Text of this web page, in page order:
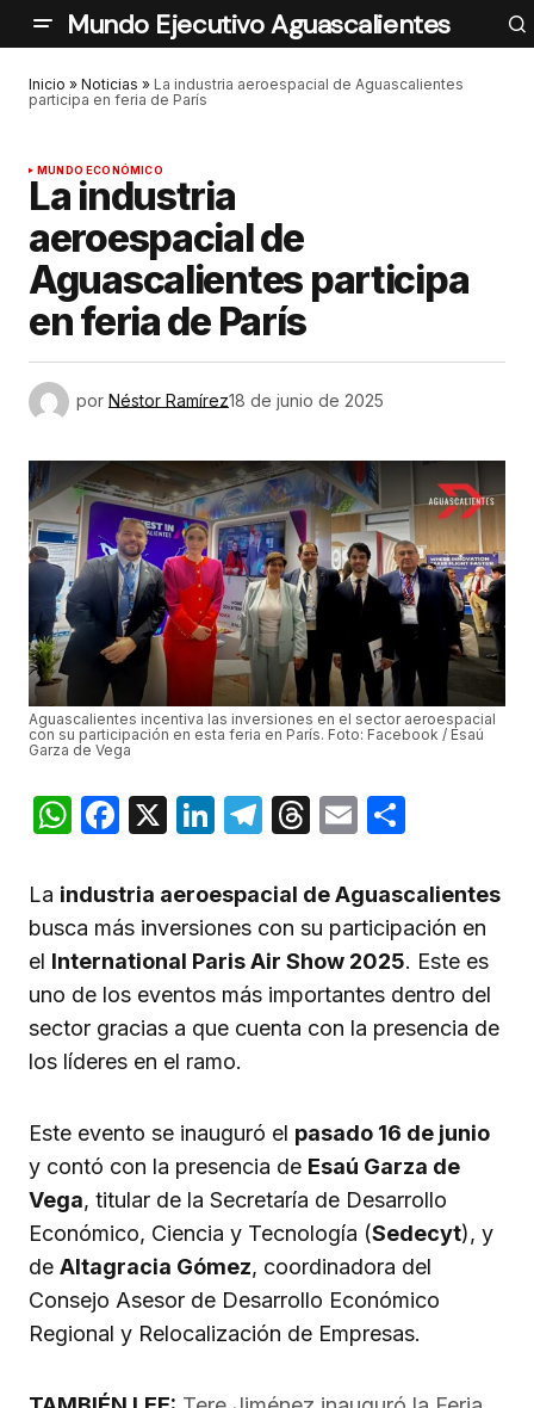
Mundo Ejecutivo Aguascalientes
Inicio » Noticias » La industria aeroespacial de Aguascalientes
participa en feria de París
MUNDO ECONÓMICO
La industria
aeroespacial de
Aguascalientes participa
en feria de París
por Néstor Ramírez18 de junio de 2025
Aguascalientes incentiva las inversiones en el sector aeroespacial
con su participación en esta feria en París. Foto: Facebook / Esaú
Garza de Vega
WhatsApp
Facebook
X LinkedIn
Telegram
Threads
Email
La industria aeroespacial de Aguascalientes
busca más inversiones con su participación en
el International Paris Air Show 2025. Este es
uno de los eventos más importantes dentro del
sector gracias a que cuenta con la presencia de
los líderes en el ramo.
Este evento se inauguró el pasado 16 de junio
y contó con la presencia de Esaú Garza de
Vega, titular de la Secretaría de Desarrollo
Económico, Ciencia y Tecnología (Sedecyt), y
de Altagracia Gómez, coordinadora del
Consejo Asesor de Desarrollo Económico
Regional y Relocalización de Empresas.